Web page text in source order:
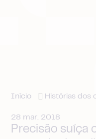
Início Histórias dos
28 mar. 2018
Precisão suíça